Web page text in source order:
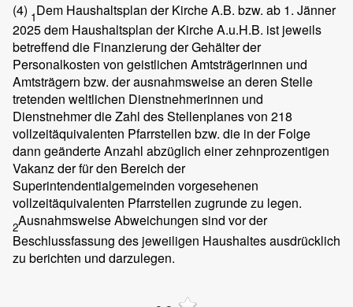
(4) 1Dem Haushaltsplan der Kirche A.B. bzw. ab 1. Jänner
2025 dem Haushaltsplan der Kirche A.u.H.B. ist jeweils
betreffend die Finanzierung der Gehälter der
Personalkosten von geistlichen Amtsträgerinnen und
Amtsträgern bzw. der ausnahmsweise an deren Stelle
tretenden weltlichen Dienstnehmerinnen und
Dienstnehmer die Zahl des Stellenplanes von 218
vollzeitäquivalenten Pfarrstellen bzw. die in der Folge
dann geänderte Anzahl abzüglich einer zehnprozentigen
Vakanz der für den Bereich der
Superintendentialgemeinden vorgesehenen
vollzeitäquivalenten Pfarrstellen zugrunde zu legen.
2Ausnahmsweise Abweichungen sind vor der
Beschlussfassung des jeweiligen Haushaltes ausdrücklich
zu berichten und darzulegen.